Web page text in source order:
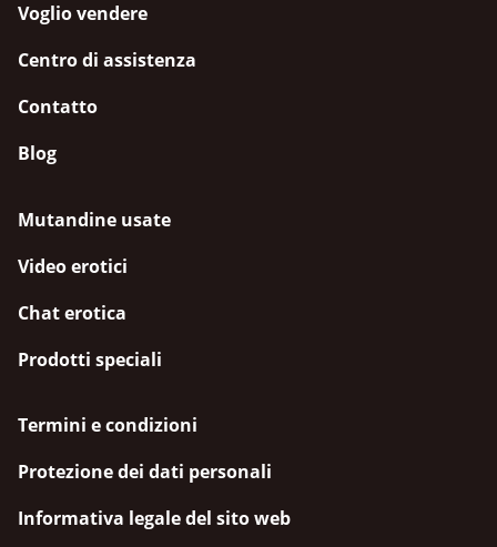
Voglio vendere
Centro di assistenza
Contatto
Blog
Mutandine usate
Video erotici
Chat erotica
Prodotti speciali
Termini e condizioni
Protezione dei dati personali
Informativa legale del sito web